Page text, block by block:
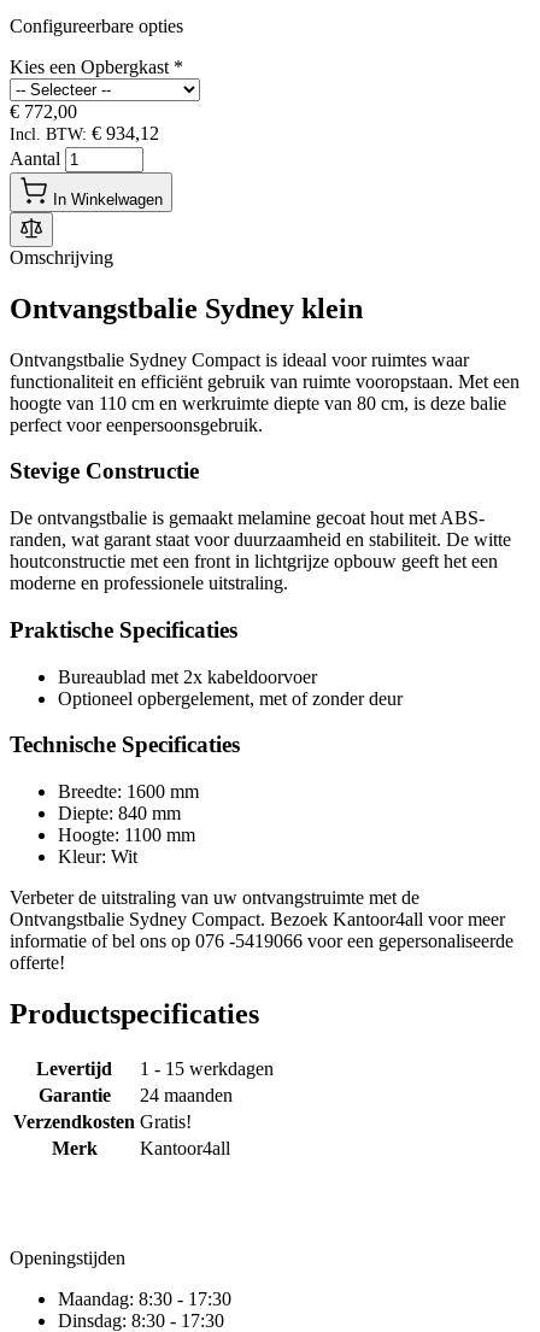
Configureerbare opties
Kies een Opbergkast *
€ 772,00
Incl. BTW: € 934,12
Aantal
In Winkelwagen
Omschrijving
Ontvangstbalie Sydney klein
Ontvangstbalie Sydney Compact is ideaal voor ruimtes waar
functionaliteit en efficiënt gebruik van ruimte vooropstaan. Met een
hoogte van 110 cm en werkruimte diepte van 80 cm, is deze balie
perfect voor eenpersoonsgebruik.
Stevige Constructie
De ontvangstbalie is gemaakt melamine gecoat hout met ABS-
randen, wat garant staat voor duurzaamheid en stabiliteit. De witte
houtconstructie met een front in lichtgrijze opbouw geeft het een
moderne en professionele uitstraling.
Praktische Specificaties
Bureaublad met 2x kabeldoorvoer
Optioneel opbergelement, met of zonder deur
Technische Specificaties
Breedte: 1600 mm
Diepte: 840 mm
Hoogte: 1100 mm
Kleur: Wit
Verbeter de uitstraling van uw ontvangstruimte met de
Ontvangstbalie Sydney Compact. Bezoek Kantoor4all voor meer
informatie of bel ons op 076 -5419066 voor een gepersonaliseerde
offerte!
Productspecificaties
Levertijd
1 - 15 werkdagen
Garantie
24 maanden
Verzendkosten Gratis!
Merk
Kantoor4all
Openingstijden
Maandag: 8:30 - 17:30
Dinsdag: 8:30 - 17:30